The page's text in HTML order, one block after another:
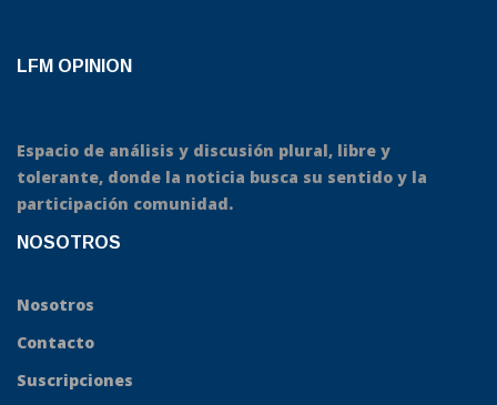
LFM OPINION
Espacio de análisis y discusión plural, libre y
tolerante, donde la noticia busca su sentido y la
participación comunidad.
NOSOTROS
Nosotros
Contacto
Suscripciones